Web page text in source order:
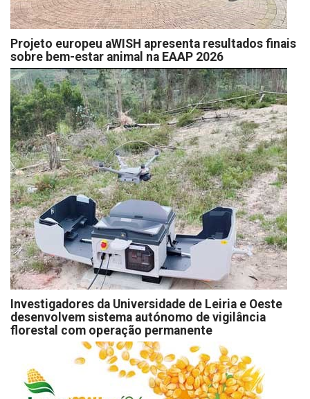
Projeto europeu aWISH apresenta resultados finais
sobre bem-estar animal na EAAP 2026
Investigadores da Universidade de Leiria e Oeste
desenvolvem sistema autónomo de vigilância
florestal com operação permanente